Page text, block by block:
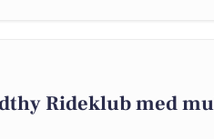
Rideklub med